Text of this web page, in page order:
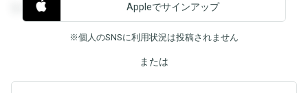
覧することができます。
Appleでサインアップ
※個人のSNSに利用状況は投稿されません
または